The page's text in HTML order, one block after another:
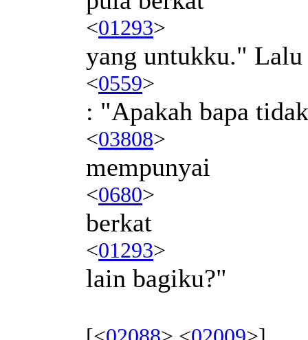
<01293>
yang untukku." Lalu
<0559>
: "Apakah bapa tidak
<03808>
mempunyai
<0680>
berkat
<01293>
lain bagiku?"